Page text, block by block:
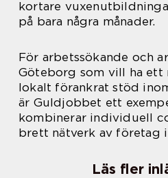
kortare
på bara några månader.
För arbetssökande och
Göteborg som vill ha ett
lokalt förankrat stöd
är Guldjobbet ett
kombinerar individuell
brett nätverk av företag
Läs fler